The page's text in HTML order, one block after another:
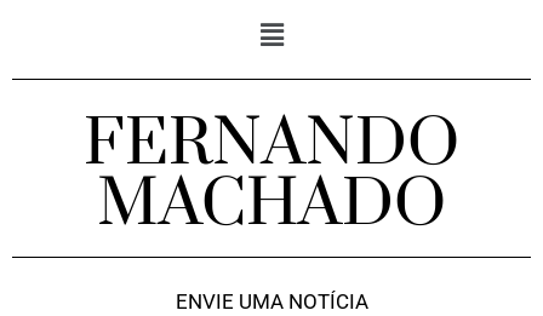
FERNANDO
MACHADO
ENVIE UMA NOTÍCIA